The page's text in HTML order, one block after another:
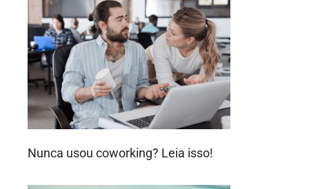
Nunca usou coworking? Leia isso!